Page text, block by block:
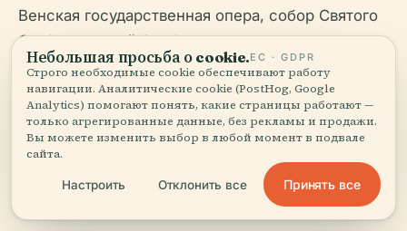
Венская государственная опера, собор Святого
Стефана, музей Альбертина и многочисленные
исторические места находятся в нескольких
минутах ходьбы от центральных театров.
Доступны ли экскурсии?
Да, в некоторых местах и в определенные дни.
Узнавайте в кассе или проверяйте официальные
Небольшая просьба о cookie.ЕС · GDPR
Строго необходимые cookie обеспечивают работу
навигации. Аналитические cookie (PostHog, Google
Analytics) помогают понять, какие страницы работают —
только агрегированные данные, без рекламы и продажи.
Вы можете изменить выбор в любой момент в подвале
сайта.
Настроить Отклонить все Принять все